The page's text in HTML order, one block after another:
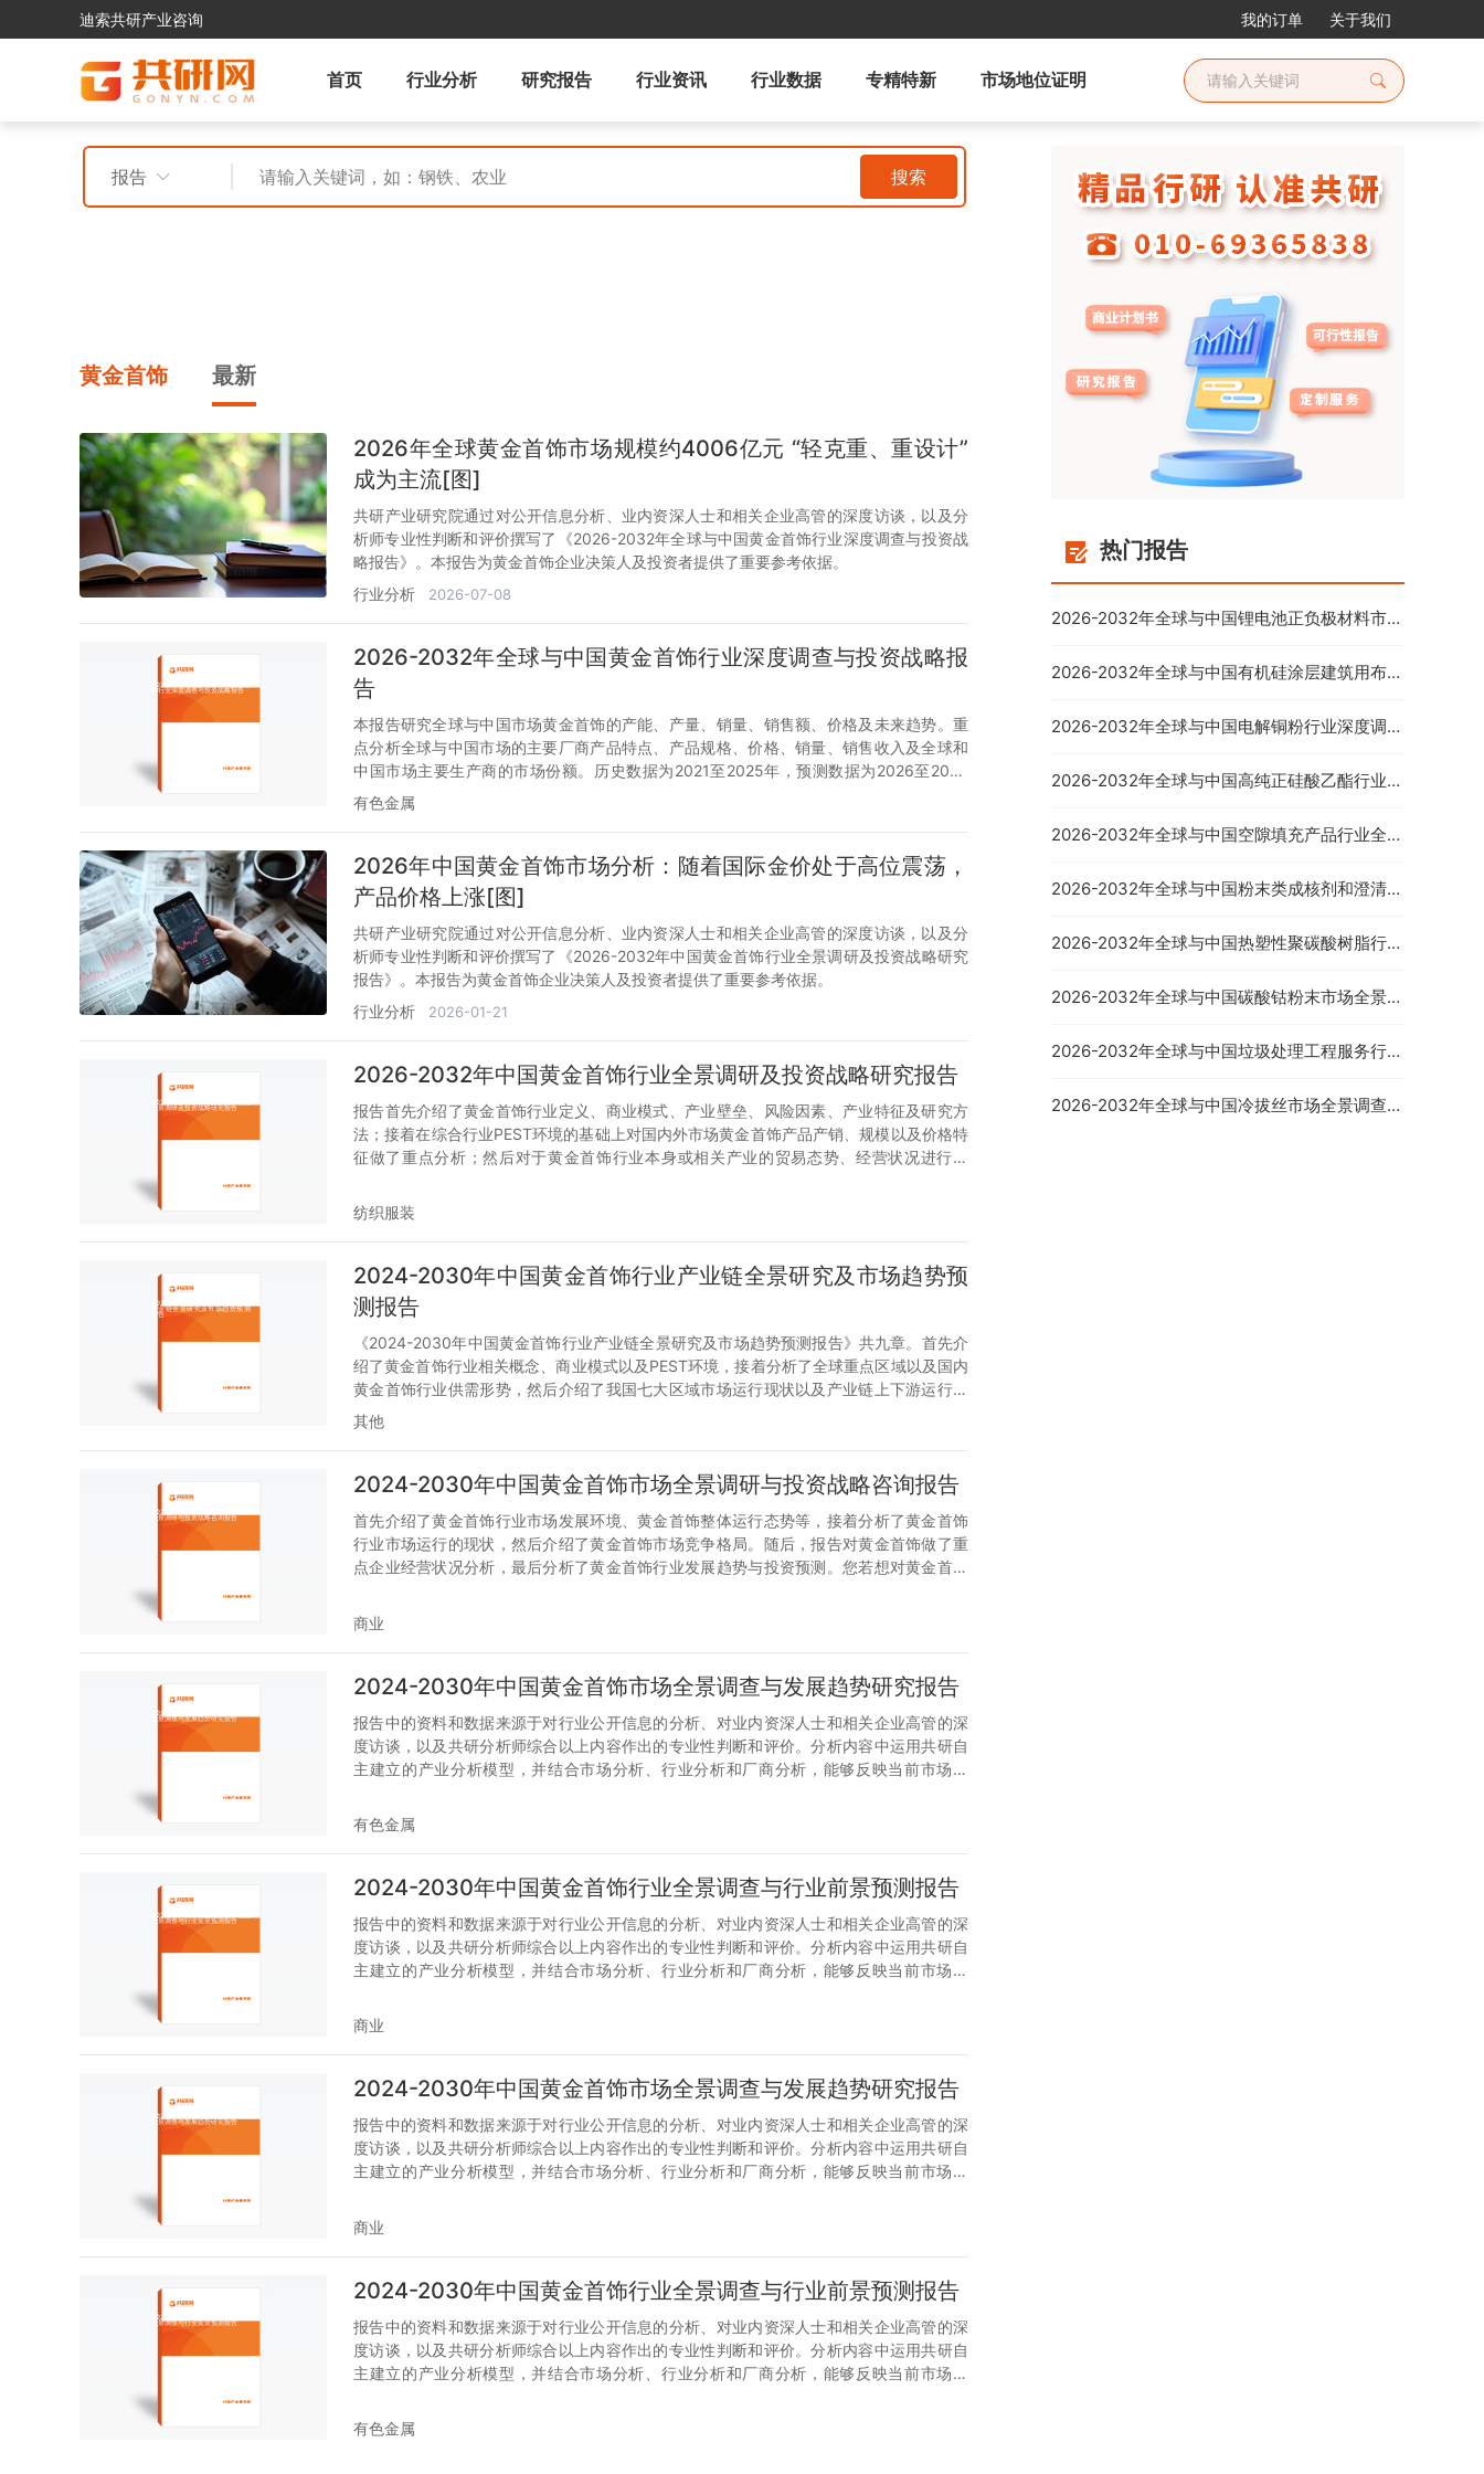
迪索共研产业咨询 我的订单 关于我们
首页 行业分析 研究报告 行业资讯 行业数据 专精特新 市场地位证明
报告 搜索
黄金首饰 最新
2026年全球黄金首饰市场规模约4006亿元 “轻克重、重设计”
成为主流[图]
共研产业研究院通过对公开信息分析、业内资深人士和相关企业高管的深度访谈，以及分
析师专业性判断和评价撰写了《2026-2032年全球与中国黄金首饰行业深度调查与投资战
略报告》。本报告为黄金首饰企业决策人及投资者提供了重要参考依据。
行业分析
2026-07-08
2026-2032年全球与中国黄金首
饰行业深度调查与投资战略报告
2026-2032年全球与中国黄金首饰行业深度调查与投资战略报
告
本报告研究全球与中国市场黄金首饰的产能、产量、销量、销售额、价格及未来趋势。重
点分析全球与中国市场的主要厂商产品特点、产品规格、价格、销量、销售收入及全球和
中国市场主要生产商的市场份额。历史数据为2021至2025年，预测数据为2026至2032
年。
有色金属
2026年中国黄金首饰市场分析：随着国际金价处于高位震荡，
产品价格上涨[图]
共研产业研究院通过对公开信息分析、业内资深人士和相关企业高管的深度访谈，以及分
析师专业性判断和评价撰写了《2026-2032年中国黄金首饰行业全景调研及投资战略研究
报告》。本报告为黄金首饰企业决策人及投资者提供了重要参考依据。
行业分析
2026-01-21
2026-2032年中国黄金首饰行业全景调研及投资战略研究报告
报告首先介绍了黄金首饰行业定义、商业模式、产业壁垒、风险因素、产业特征及研究方
法；接着在综合行业PEST环境的基础上对国内外市场黄金首饰产品产销、规模以及价格特
征做了重点分析；然后对于黄金首饰行业本身或相关产业的贸易态势、经营状况进行剖
等几大核心要素进行了逐个分析；随后报告对2026-2032年间黄金首饰行业供需、价格、
规模、风险、策略做出来科学严谨的预判。您若想对黄金首饰行业有个系统的了解或者想
纺织服装
2024-2030年中国黄金首饰行业产业链全景研究及市场趋势预
测报告
《2024-2030年中国黄金首饰行业产业链全景研究及市场趋势预测报告》共九章。首先介
绍了黄金首饰行业相关概念、商业模式以及PEST环境，接着分析了全球重点区域以及国内
黄金首饰行业供需形势，然后介绍了我国七大区域市场运行现状以及产业链上下游运行态
势。随后，报告对黄金首饰做了竞争格局以及典型企业经营状况分析，最后对黄金首饰行
业发展趋势做出预测以及提出策略建议。您若想对黄金首饰行业有个系统的了解或者想投
其他
2024-2030年中国黄金首饰市场全景调研与投资战略咨询报告
首先介绍了黄金首饰行业市场发展环境、黄金首饰整体运行态势等，接着分析了黄金首饰
行业市场运行的现状，然后介绍了黄金首饰市场竞争格局。随后，报告对黄金首饰做了重
点企业经营状况分析，最后分析了黄金首饰行业发展趋势与投资预测。您若想对黄金首饰
商业
2024-2030年中国黄金首饰市场全景调查与发展趋势研究报告
报告中的资料和数据来源于对行业公开信息的分析、对业内资深人士和相关企业高管的深
度访谈，以及共研分析师综合以上内容作出的专业性判断和评价。分析内容中运用共研自
主建立的产业分析模型，并结合市场分析、行业分析和厂商分析，能够反映当前市场现
有色金属
2024-2030年中国黄金首饰行业全景调查与行业前景预测报告
报告中的资料和数据来源于对行业公开信息的分析、对业内资深人士和相关企业高管的深
度访谈，以及共研分析师综合以上内容作出的专业性判断和评价。分析内容中运用共研自
主建立的产业分析模型，并结合市场分析、行业分析和厂商分析，能够反映当前市场现
商业
2024-2030年中国黄金首饰市场全景调查与发展趋势研究报告
报告中的资料和数据来源于对行业公开信息的分析、对业内资深人士和相关企业高管的深
度访谈，以及共研分析师综合以上内容作出的专业性判断和评价。分析内容中运用共研自
主建立的产业分析模型，并结合市场分析、行业分析和厂商分析，能够反映当前市场现
商业
2024-2030年中国黄金首饰行业全景调查与行业前景预测报告
报告中的资料和数据来源于对行业公开信息的分析、对业内资深人士和相关企业高管的深
度访谈，以及共研分析师综合以上内容作出的专业性判断和评价。分析内容中运用共研自
主建立的产业分析模型，并结合市场分析、行业分析和厂商分析，能够反映当前市场现
有色金属
热门报告
2026-2032年全球与中国锂电池正负极材料市场
2026-2032年全球与中国有机硅涂层建筑用布行
2026-2032年全球与中国电解铜粉行业深度调查
2026-2032年全球与中国高纯正硅酸乙酯行业调
2026-2032年全球与中国空隙填充产品行业全景
2026-2032年全球与中国粉末类成核剂和澄清剂
2026-2032年全球与中国热塑性聚碳酸树脂行业
2026-2032年全球与中国碳酸钴粉末市场全景调
2026-2032年全球与中国垃圾处理工程服务行业
2026-2032年全球与中国冷拔丝市场全景调查与